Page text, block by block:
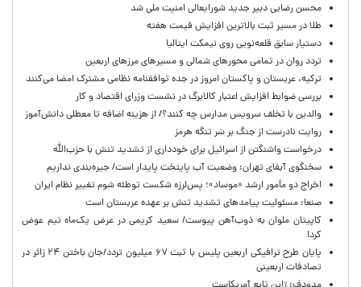
محسن رضایی دبیر جدید شورایعالی امنیت ملی شد
طلا در مسیر ثبت بالاترین افزایش قیمت هفته
دستیار سابق قلعه‌نویی روی نیمکت ایتالیا
تردد روان در تمامی محورهای شمالی و مسیرهای مرزهای اربعین
ترکیه، عربستان و پاکستان امروز در جده توافقنامه نظامی مشترک امضا می‌کنند
بررسی ضوابط افزایش اعتبار کالابرگ در نشست وزرای اقتصاد و کار
والدین با تخلف سرویس مدارس چه کنند؟/ از هزینه اضافه تا معطلی دانش‌آموز
روایت نادرست از جنگ بر سَر تنگه هرمز
درخواست واشنگتن از اسرائیل برای خودداری از تشدید تنش با حزب‌الله
سخنگوی آبفای تهران: وضعیت آب پایتخت پایدار است/ جیره‌بندی نداریم
اخراج دو مأمور ارشد «موساد»؛ پس‌لرزه شکست توطئه شوم تغییر نظام ایران
صنعا: مسئولیت پیامدهای تشدید تنش بر عهده عربستان است
کاپیتان ملوان به ذوب‌آهن پیوست/ سعید کریمی در عرض یک‌ماه تیم عوض
کرد!
پایان طرح ترافیکی اربعین پلیس با ثبت ۶۷ میلیون تردد/جان باختن ۲۴ زائر در
تصادفات اربعینی